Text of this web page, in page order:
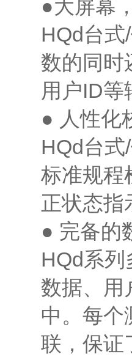
●大屏幕
HQd台
数的同时
用户ID等
● 人性化
HQd台
标准规程
正状态指
● 完备的
HQd系
数据、用
中。每个
联，保证